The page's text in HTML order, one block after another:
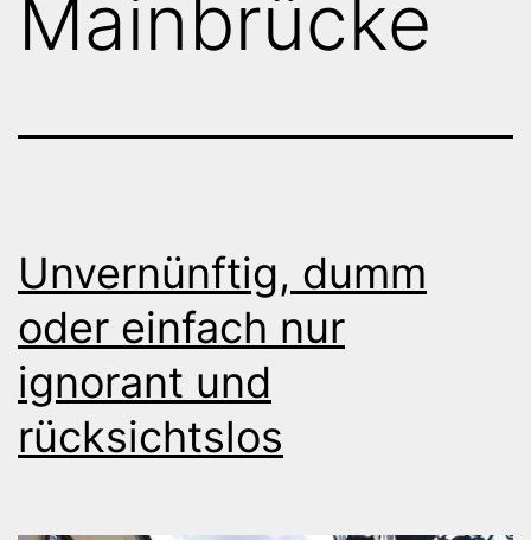
Mainbrücke
Unvernünftig, dumm
oder einfach nur
ignorant und
rücksichtslos